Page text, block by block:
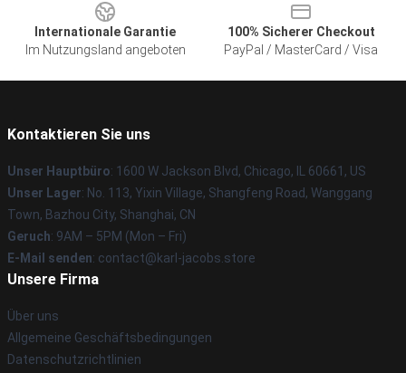
Internationale Garantie
Im Nutzungsland angeboten
100% Sicherer Checkout
PayPal / MasterCard / Visa
Kontaktieren Sie uns
Unser Hauptbüro: 1600 W Jackson Blvd, Chicago, IL 60661, US
Unser Lager: No. 113, Yixin Village, Shangfeng Road, Wanggang
Town, Bazhou City, Shanghai, CN
Geruch: 9AM – 5PM (Mon – Fri)
E-Mail senden: contact@karl-jacobs.store
Unsere Firma
Über uns
Allgemeine Geschäftsbedingungen
Datenschutzrichtlinien